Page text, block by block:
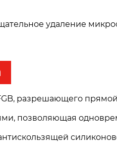
удаление
разрешающего
позволяющая